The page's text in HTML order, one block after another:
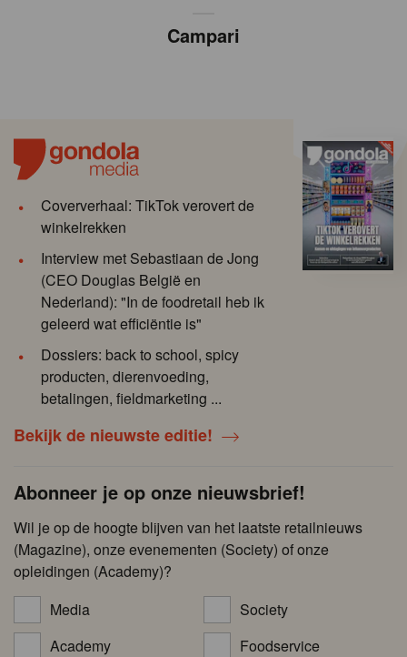
Campari
Coververhaal: TikTok verovert de
winkelrekken
Interview met Sebastiaan de Jong
(CEO Douglas België en
Nederland): "In de foodretail heb ik
geleerd wat efficiëntie is"
Dossiers: back to school, spicy
producten, dierenvoeding,
betalingen, fieldmarketing ...
Bekijk de nieuwste editie!
Abonneer je op onze nieuwsbrief!
Wil je op de hoogte blijven van het laatste retailnieuws
(Magazine), onze evenementen (Society) of onze
opleidingen (Academy)?
Media
Society
Academy
Foodservice